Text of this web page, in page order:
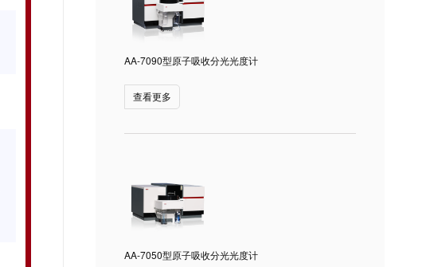
AA-7090型原子吸收分光光度计
查看更多
AA-7050型原子吸收分光光度计